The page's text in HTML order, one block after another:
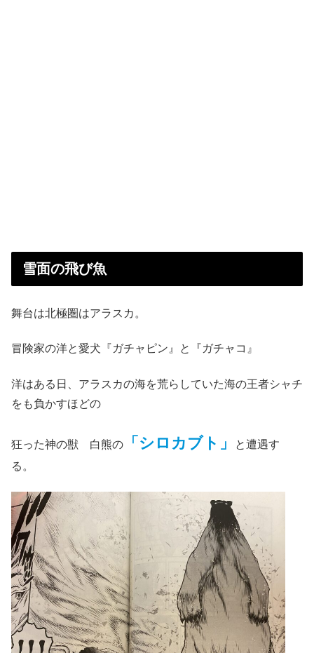
雪面の飛び魚
舞台は北極圏はアラスカ。
冒険家の洋と愛犬『ガチャピン』と『ガチャコ』
洋はある日、アラスカの海を荒らしていた海の王者シャチ
をも負かすほどの
狂った神の獣 白熊の 「シロカブト」
と遭遇す
る。